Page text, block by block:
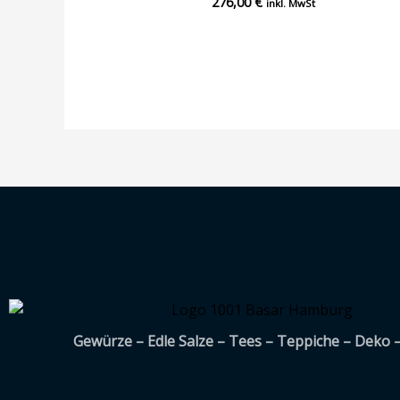
mit
inkl. MwSt
Gewürze – Edle Salze – Tees – Teppiche – Deko